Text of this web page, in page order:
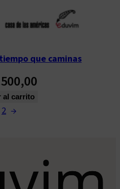
tiempo que caminas
al carrito
2 →